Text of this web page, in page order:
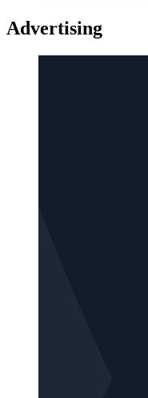
Advertising